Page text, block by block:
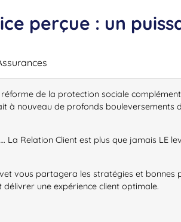
perçue : un
de la protection sociale
à nouveau de profonds bouleversements
La Relation Client est plus que jamais LE
vous partagera les stratégies et
une expérience client optimale.